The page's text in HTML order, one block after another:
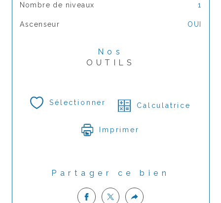
Nombre de niveaux 1
Ascenseur OUI
Nos
OUTILS
Sélectionner Calculatrice
Imprimer
Partager ce bien